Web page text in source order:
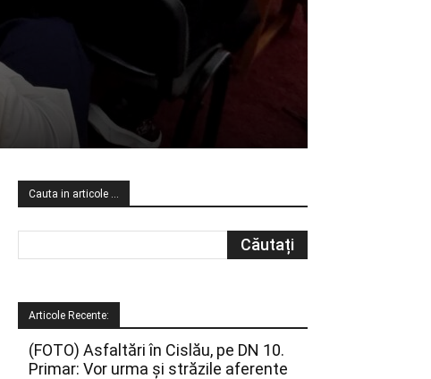
Cauta in articole …
Articole Recente:
(FOTO) Asfaltări în Cislău, pe DN 10.
Primar: Vor urma și străzile aferente